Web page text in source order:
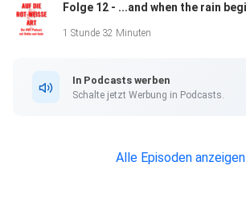
1 Stunde 32 Minuten
In Podcasts werben
Schalte jetzt Werbung in Podcasts.
Alle Episoden anzeigen